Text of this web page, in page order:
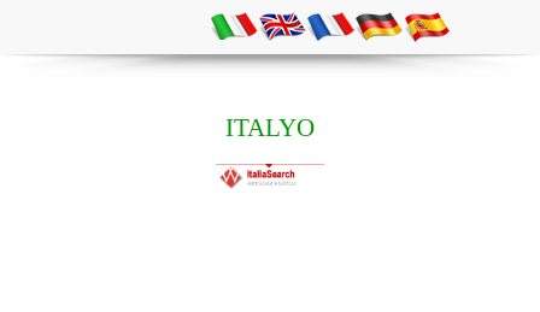
ITALYO